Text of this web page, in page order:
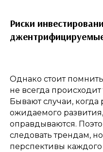
Риски
Однако стоит
не всегда происходит
Бывают случаи, когда
ожидаемого
оправдываются.
следовать трендам,
перспективы